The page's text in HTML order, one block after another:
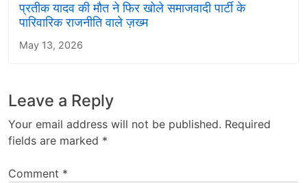
प्रतीक यादव की मौत ने फिर खोले समाजवादी पार्टी के
पारिवारिक राजनीति वाले ज़ख्म
May 13, 2026
Leave a Reply
Your email address will not be published. Required
fields are marked *
Comment *